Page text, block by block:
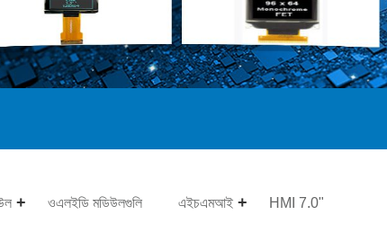
ওএলইডি মডিউলগুলি এইচএমআই HMI 7.0"